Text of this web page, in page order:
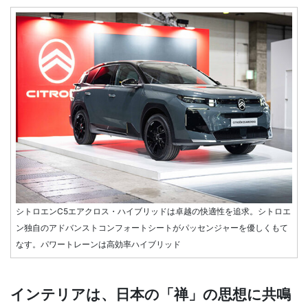
シトロエンC5エアクロス・ハイブリッドは卓越の快適性を追求。シトロエ
ン独自のアドバンストコンフォートシートがパッセンジャーを優しくもて
なす。パワートレーンは高効率ハイブリッド
インテリアは、日本の「禅」の思想に共鳴